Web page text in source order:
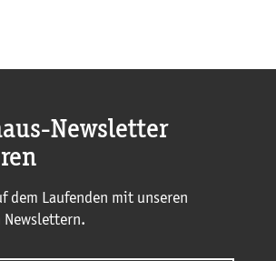
Newsletter
dem Laufenden mit unseren